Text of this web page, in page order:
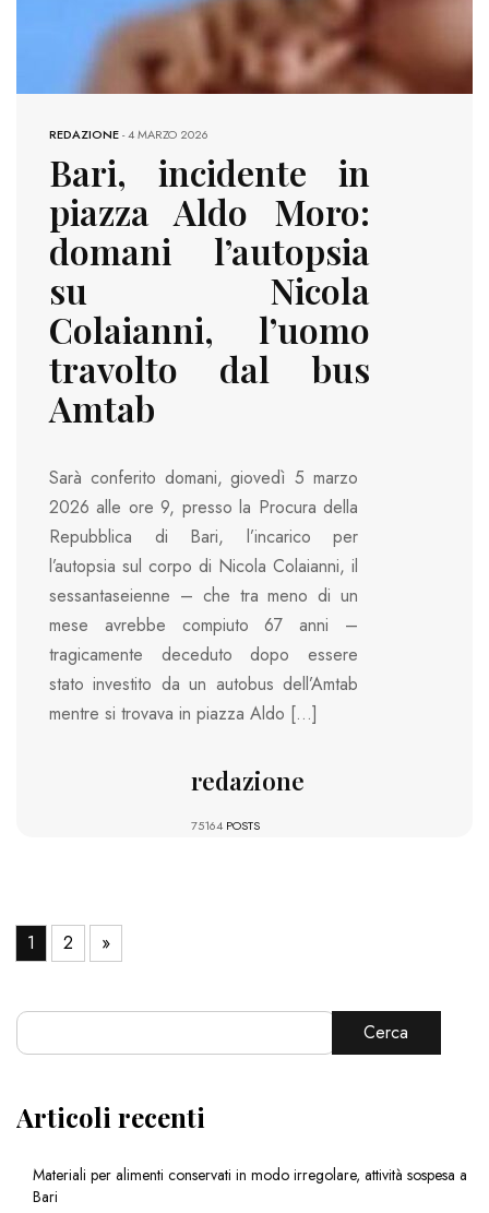
REDAZIONE-4 MARZO 2026
Bari, incidente in
piazza Aldo Moro:
domani l’autopsia
su Nicola
Colaianni, l’uomo
travolto dal bus
Amtab
Sarà conferito domani, giovedì 5 marzo
2026 alle ore 9, presso la Procura della
Repubblica di Bari, l’incarico per
l’autopsia sul corpo di Nicola Colaianni, il
sessantaseienne – che tra meno di un
mese avrebbe compiuto 67 anni –
tragicamente deceduto dopo essere
stato investito da un autobus dell’Amtab
mentre si trovava in piazza Aldo […]
redazione
75164 POSTS
1 2 »
Cerca
Articoli recenti
Materiali per alimenti conservati in modo irregolare, attività sospesa a
Bari